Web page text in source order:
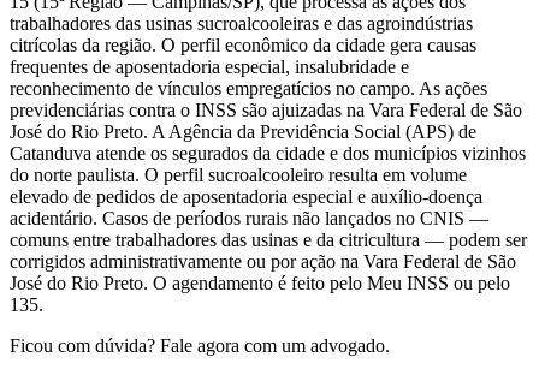
trabalhadores das usinas sucroalcooleiras e das agroindústrias
citrícolas da região. O perfil econômico da cidade gera causas
frequentes de aposentadoria especial, insalubridade e
reconhecimento de vínculos empregatícios no campo. As ações
previdenciárias contra o INSS são ajuizadas na Vara Federal de São
José do Rio Preto. A Agência da Previdência Social (APS) de
Catanduva atende os segurados da cidade e dos municípios vizinhos
do norte paulista. O perfil sucroalcooleiro resulta em volume
elevado de pedidos de aposentadoria especial e auxílio-doença
acidentário. Casos de períodos rurais não lançados no CNIS —
comuns entre trabalhadores das usinas e da citricultura — podem ser
corrigidos administrativamente ou por ação na Vara Federal de São
José do Rio Preto. O agendamento é feito pelo Meu INSS ou pelo
135.
Ficou com dúvida? Fale agora com um advogado.